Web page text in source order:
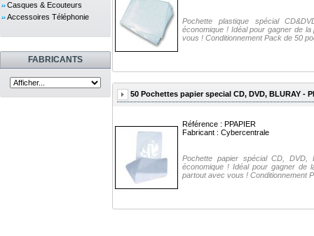
Casques & Ecouteurs
Accessoires Téléphonie
FABRICANTS
Pochette plastique spécial
économique ! Idéal pour gagner de
vous ! Conditionnement Pack de 50
50 Pochettes papier special CD, DVD, BLURAY -
Référence : PPAPIER
Fabricant : Cybercentrale
Pochette papier spécial CD, DVD,
économique ! Idéal pour gagner de
partout avec vous ! Conditionnement